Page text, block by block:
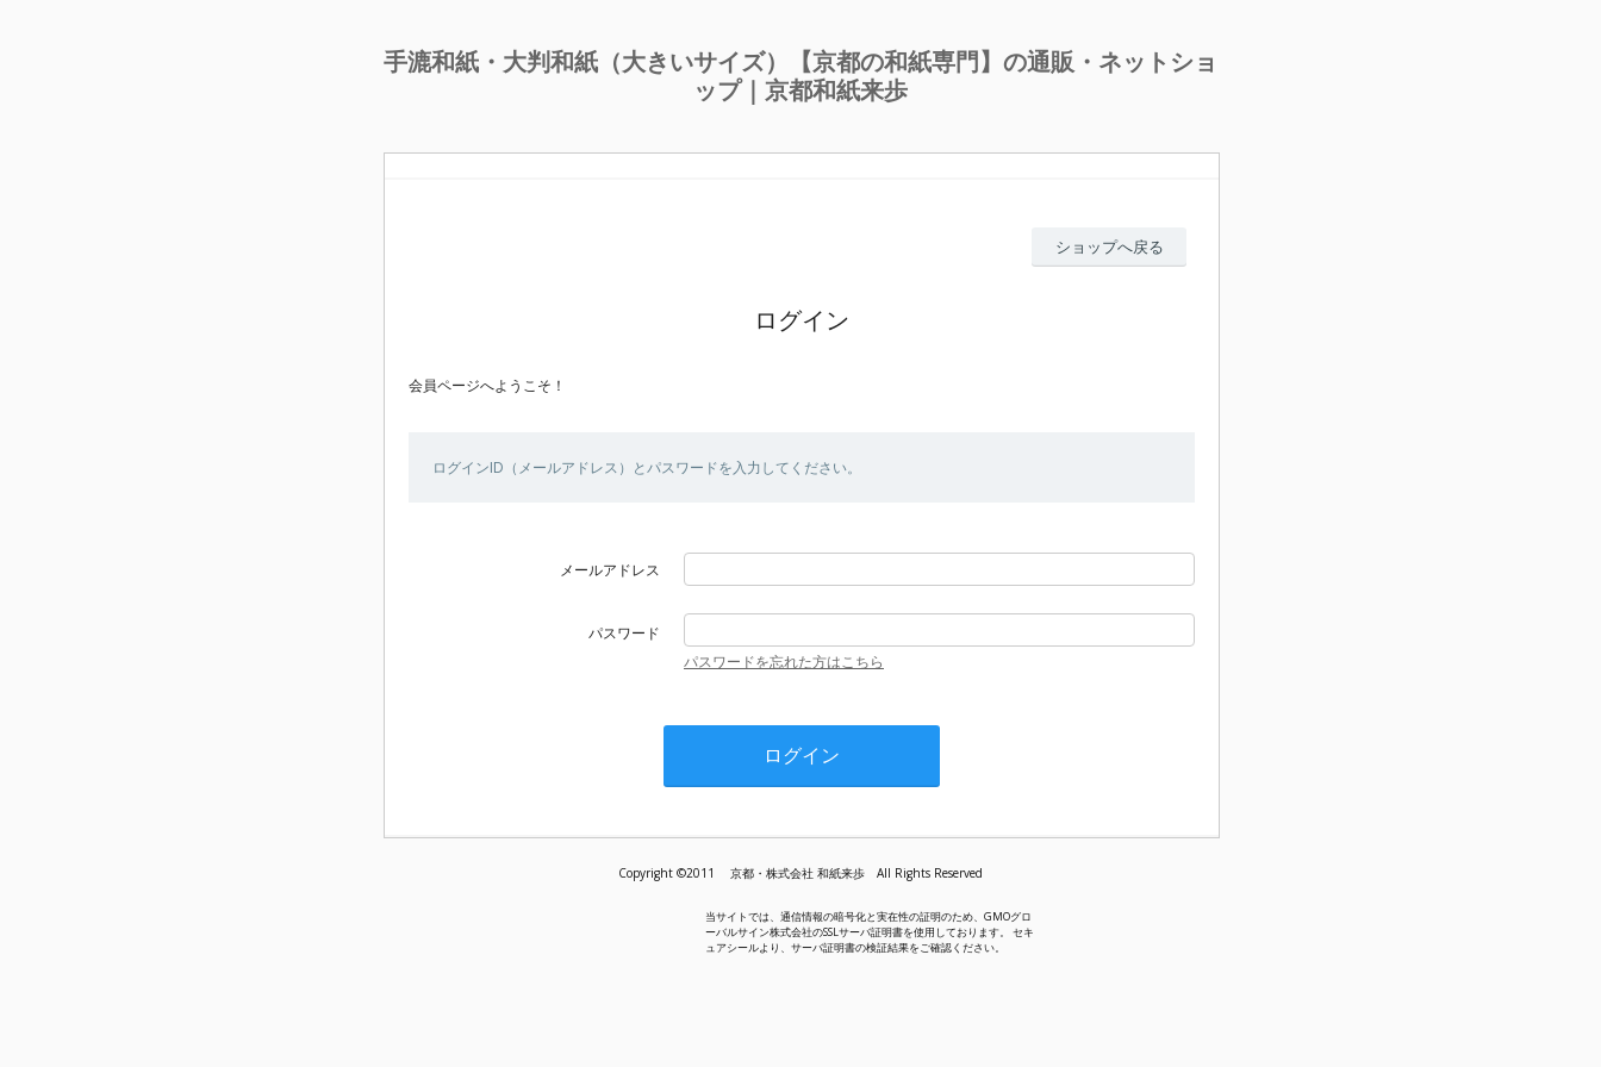
手漉和紙・大判和紙（大きいサイズ）【京都の和紙専門】の通販・ネットショ
ップ｜京都和紙来歩
ショップへ戻る
ログイン
会員ページへようこそ！
ログインID（メールアドレス）とパスワードを入力してください。
メールアドレス
パスワード
パスワードを忘れた方はこちら
Copyright ©2011 京都・株式会社 和紙来歩 All Rights Reserved
当サイトでは、通信情報の暗号化と実在性の証明のため、GMOグロ
ーバルサイン株式会社のSSLサーバ証明書を使用しております。 セキ
ュアシールより、サーバ証明書の検証結果をご確認ください。